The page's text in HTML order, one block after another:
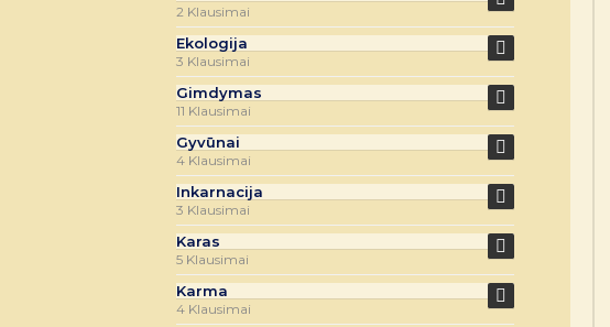
2 Klausimai
Ekologija
3 Klausimai
Gimdymas
11 Klausimai
Gyvūnai
4 Klausimai
Inkarnacija
3 Klausimai
Karas
5 Klausimai
Karma
4 Klausimai